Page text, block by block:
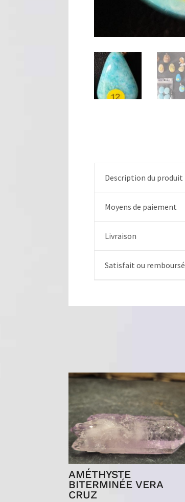
Description du produit
Moyens de paiement
Livraison
Satisfait ou remboursé
AMÉTHYSTE
BITERMINÉE VERA
CRUZ